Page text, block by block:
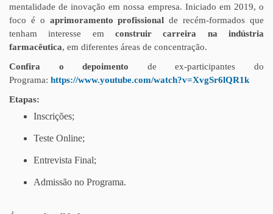
mentalidade de inovação em nossa empresa. Iniciado em 2019, o
foco é o aprimoramento profissional de recém-formados que
tenham interesse em construir carreira na indústria
farmacêutica, em diferentes áreas de concentração.
Confira o depoimento de ex-participantes do
Programa: https://www.youtube.com/watch?v=XvgSr6lQR1k
Etapas:
Inscrições;
Teste Online;
Entrevista Final;
Admissão no Programa.